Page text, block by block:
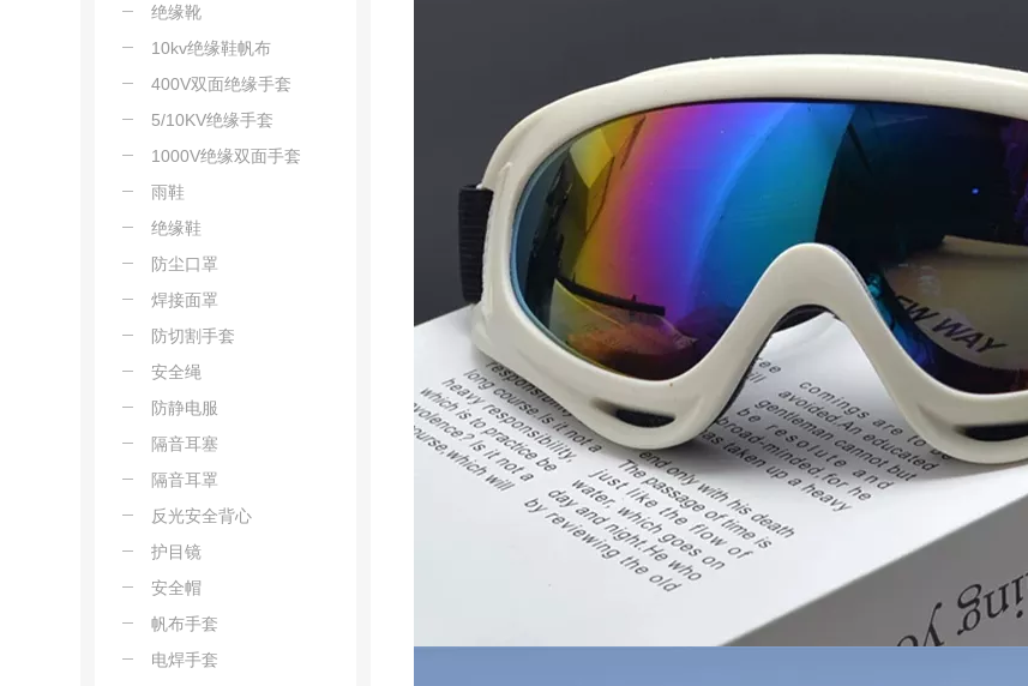
绝缘靴
10kv绝缘鞋帆布
400V双面绝缘手套
5/10KV绝缘手套
1000V绝缘双面手套
雨鞋
绝缘鞋
防尘口罩
焊接面罩
防切割手套
安全绳
防静电服
隔音耳塞
隔音耳罩
反光安全背心
护目镜
安全帽
帆布手套
电焊手套